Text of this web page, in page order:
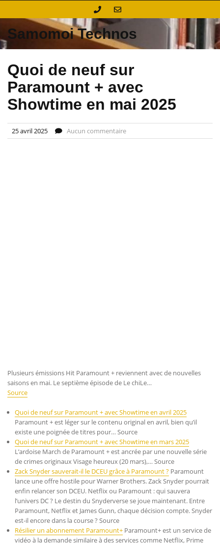
Samomoi Technos
Quoi de neuf sur
Paramount + avec
Showtime en mai 2025
25 avril 2025 Aucun commentaire
Plusieurs émissions Hit Paramount + reviennent avec de nouvelles
saisons en mai. Le septième épisode de Le chiLe…
Source
Quoi de neuf sur Paramount + avec Showtime en avril 2025
Paramount + est léger sur le contenu original en avril, bien qu’il
existe une poignée de titres pour… Source
Quoi de neuf sur Paramount + avec Showtime en mars 2025
L’ardoise March de Paramount + est ancrée par une nouvelle série
de crimes originaux Visage heureux (20 mars),… Source
Zack Snyder sauverait-il le DCEU grâce à Paramount ? Paramount
lance une offre hostile pour Warner Brothers. Zack Snyder pourrait
enfin relancer son DCEU. Netflix ou Paramount : qui sauvera
l’univers DC ? Le destin du Snyderverse se joue maintenant. Entre
Paramount, Netflix et James Gunn, chaque décision compte. Snyder
est-il encore dans la course ? Source
Résilier un abonnement Paramount+ Paramount+ est un service de
vidéo à la demande similaire à des services comme Netflix, Prime